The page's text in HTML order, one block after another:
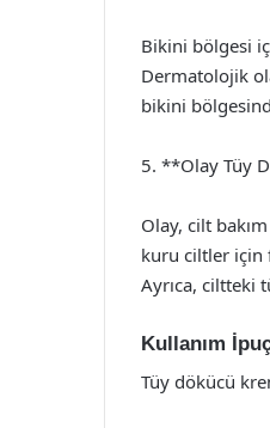
Bikini bölgesi
Dermatolojik
bikini
5. **Olay Tüy
Olay, cilt
kuru ciltler için
Ayrıca, ciltteki
Kullanım
Tüy dökücü